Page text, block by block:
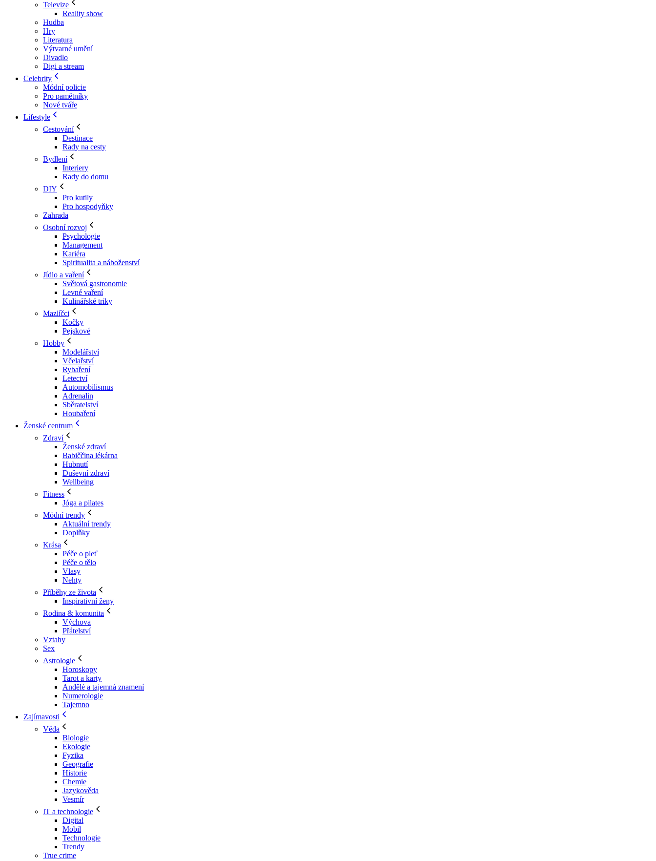
Televize
Reality show
Hudba
Hry
Literatura
Výtvarné umění
Divadlo
Digi a stream
Celebrity
Módní policie
Pro pamětníky
Nové tváře
Lifestyle
Cestování
Destinace
Rady na cesty
Bydlení
Interiery
Rady do domu
DIY
Pro kutily
Pro hospodyňky
Zahrada
Osobní rozvoj
Psychologie
Management
Kariéra
Spiritualita a náboženství
Jídlo a vaření
Světová gastronomie
Levné vaření
Kulinářské triky
Mazlíčci
Kočky
Pejskové
Hobby
Modelářství
Včelařství
Rybaření
Letectví
Automobilismus
Adrenalin
Sběratelství
Houbaření
Ženské centrum
Zdraví
Ženské zdraví
Babiččina lékárna
Hubnutí
Duševní zdraví
Wellbeing
Fitness
Jóga a pilates
Módní trendy
Aktuální trendy
Doplňky
Krása
Péče o pleť
Péče o tělo
Vlasy
Nehty
Příběhy ze života
Inspirativní ženy
Rodina & komunita
Výchova
Přátelství
Vztahy
Sex
Astrologie
Horoskopy
Tarot a karty
Andělé a tajemná znamení
Numerologie
Tajemno
Zajímavosti
Věda
Biologie
Ekologie
Fyzika
Geografie
Historie
Chemie
Jazykověda
Vesmír
IT a technologie
Digital
Mobil
Technologie
Trendy
True crime